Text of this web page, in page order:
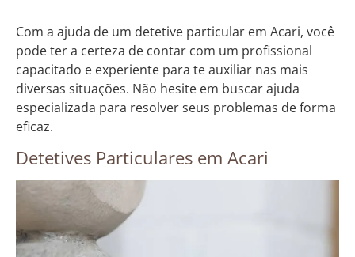
Com a ajuda de um detetive particular em Acari, você
pode ter a certeza de contar com um profissional
capacitado e experiente para te auxiliar nas mais
diversas situações. Não hesite em buscar ajuda
especializada para resolver seus problemas de forma
eficaz.
Detetives Particulares em Acari